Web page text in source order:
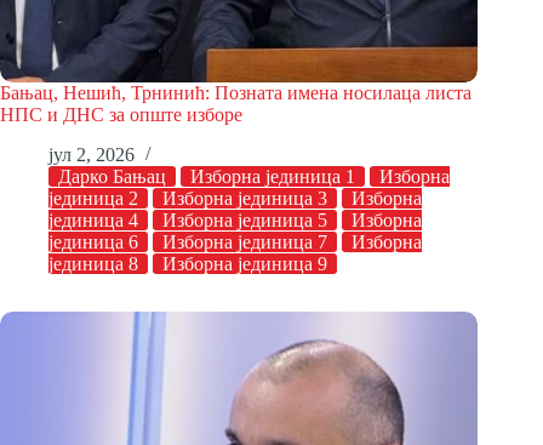
Бањац, Нешић, Трнинић: Позната имена носилаца листа
НПС и ДНС за опште изборе
јул 2, 2026
Дарко Бањац
Изборна јединица 1
Изборна
јединица 2
Изборна јединица 3
Изборна
јединица 4
Изборна јединица 5
Изборна
јединица 6
Изборна јединица 7
Изборна
јединица 8
Изборна јединица 9